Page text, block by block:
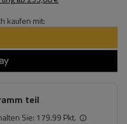
kaufen mit:
teil
Sie: 179.99 Pkt.